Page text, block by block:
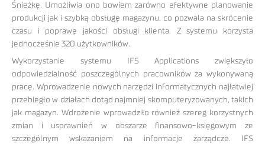
Śnieżkę. Umożliwia ono bowiem zarówno efektywne planowanie
produkcji jak i szybką obsługę magazynu, co pozwala na skrócenie
czasu i poprawę jakości obsługi klienta. Z systemu korzysta
jednocześnie 320 użytkowników.
Wykorzystanie systemu IFS Applications zwiększyło
odpowiedzialność poszczególnych pracowników za wykonywaną
pracę. Wprowadzenie nowych narzędzi informatycznych najłatwiej
przebiegło w działach dotąd najmniej skomputeryzowanych, takich
jak magazyn. Wdrożenie wprowadziło również szereg korzystnych
zmian i usprawnień w obszarze finansowo-księgowym ze
szczególnym wskazaniem na informacje zarządcze. IFS